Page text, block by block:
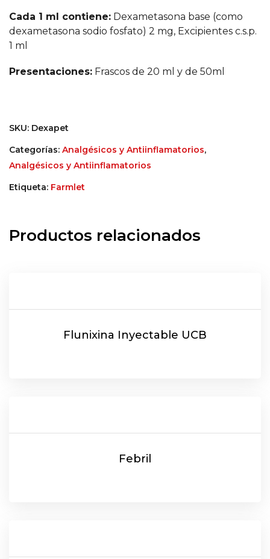
Cada 1 ml contiene: Dexametasona base (como
dexametasona sodio fosfato) 2 mg, Excipientes c.s.p.
1 ml
Presentaciones: Frascos de 20 ml y de 50ml
SKU: Dexapet
Categorías: Analgésicos y Antiinflamatorios,
Analgésicos y Antiinflamatorios
Etiqueta: Farmlet
Productos relacionados
Flunixina Inyectable UCB
Febril